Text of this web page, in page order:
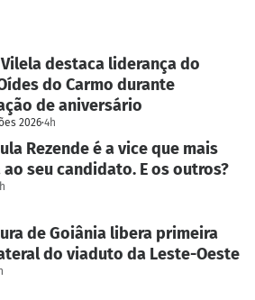
destaca liderança do
do Carmo durante
de aniversário
2026·4h
Rezende é a vice que mais
ao seu candidato. E os outros?
de Goiânia libera primeira
do viaduto da Leste-Oeste